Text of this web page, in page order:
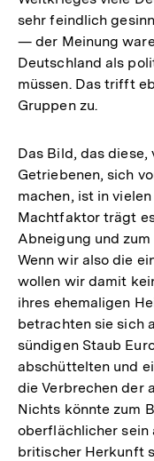
sehr feindlich
— der Meinung
Deutschland als
müssen. Das trifft
Gruppen zu.
Das Bild, das diese,
Getriebenen, sich
machen, ist in
Machtfaktor trägt
Abneigung und
Wenn wir also die
wollen wir damit
ihres ehemaligen
betrachten sie sich
sündigen Staub
abschüttelten und
die Verbrechen der
Nichts könnte zum
oberflächlicher sein
britischer Herkunft